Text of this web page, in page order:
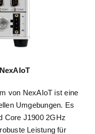
von NexAIoT ist eine
Umgebungen. Es
Core J1900 2GHz
Leistung für